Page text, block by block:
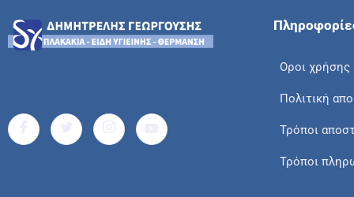
Οροι χρήσης
Πολιτική
Τρόποι
Τρόποι